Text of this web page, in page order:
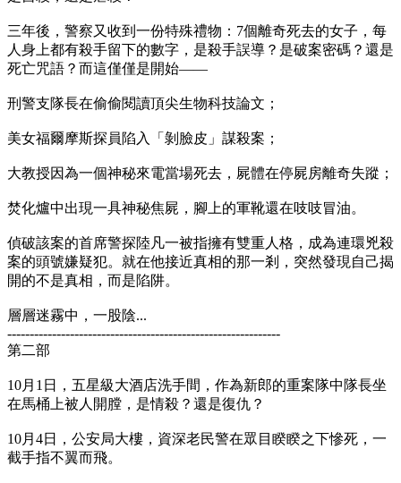
三年後，警察又收到一份特殊禮物：7個離奇死去的女子，每
人身上都有殺手留下的數字，是殺手誤導？是破案密碼？還是
死亡咒語？而這僅僅是開始——
刑警支隊長在偷偷閱讀頂尖生物科技論文；
美女福爾摩斯探員陷入「剝臉皮」謀殺案；
大教授因為一個神秘來電當場死去，屍體在停屍房離奇失蹤；
焚化爐中出現一具神秘焦屍，腳上的軍靴還在吱吱冒油。
偵破該案的首席警探陸凡一被指擁有雙重人格，成為連環兇殺
案的頭號嫌疑犯。就在他接近真相的那一剎，突然發現自己揭
開的不是真相，而是陷阱。
層層迷霧中，一股陰...
-------------------------------------------------------------
第二部
10月1日，五星級大酒店洗手間，作為新郎的重案隊中隊長坐
在馬桶上被人開膛，是情殺？還是復仇？
10月4日，公安局大樓，資深老民警在眾目睽睽之下慘死，一
截手指不翼而飛。